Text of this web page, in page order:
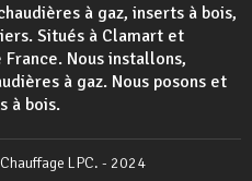
à gaz, inserts à bois,
Situés à Clamart et
Nous installons,
à gaz. Nous posons et
à bois.
LPC. - 2024